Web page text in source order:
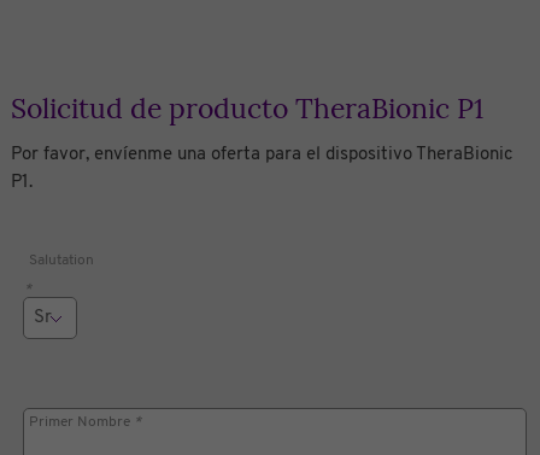
Solicitud de producto TheraBionic P1
Por favor, envíenme una oferta para el dispositivo TheraBionic
P1.
Salutation
*
Primer Nombre *